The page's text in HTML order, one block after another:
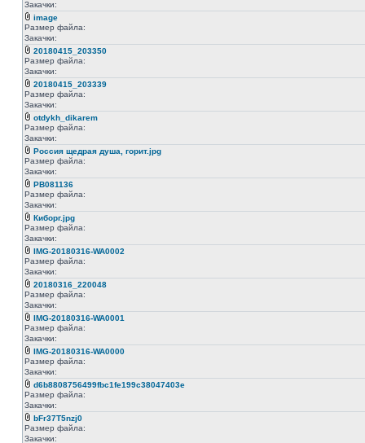
Закачки:
image
Размер файла:
Закачки:
20180415_203350
Размер файла:
Закачки:
20180415_203339
Размер файла:
Закачки:
otdykh_dikarem
Размер файла:
Закачки:
Россия щедрая душа, горит.jpg
Размер файла:
Закачки:
PB081136
Размер файла:
Закачки:
Киборг.jpg
Размер файла:
Закачки:
IMG-20180316-WA0002
Размер файла:
Закачки:
20180316_220048
Размер файла:
Закачки:
IMG-20180316-WA0001
Размер файла:
Закачки:
IMG-20180316-WA0000
Размер файла:
Закачки:
d6b8808756499fbc1fe199c38047403e
Размер файла:
Закачки:
bFr37T5nzj0
Размер файла:
Закачки: